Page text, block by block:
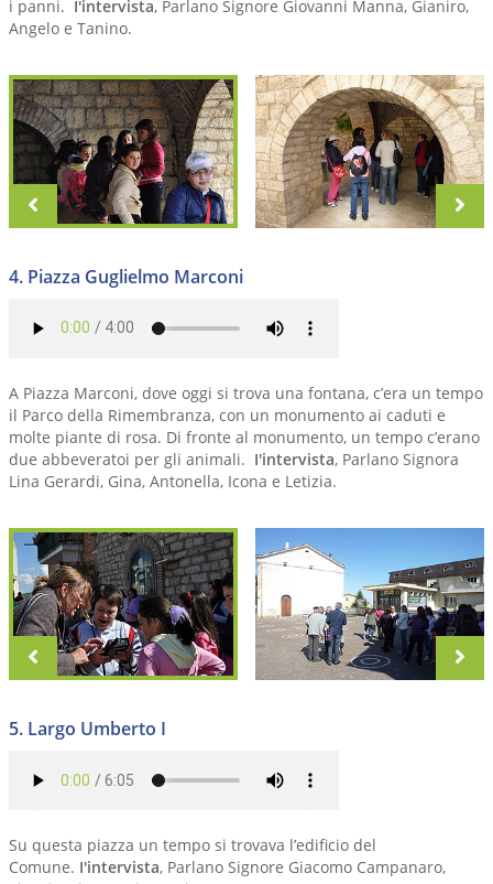
i panni. I'intervista, Parlano Signore Giovanni Manna, Gianiro,
Angelo e Tanino.
zurück
4. Piazza Guglielmo Marconi
A Piazza Marconi, dove oggi si trova una fontana, c’era un tempo
il Parco della Rimembranza, con un monumento ai caduti e
molte piante di rosa. Di fronte al monumento, un tempo c’erano
due abbeveratoi per gli animali. I'intervista, Parlano Signora
Lina Gerardi, Gina, Antonella, Icona e Letizia.
zurück
5. Largo Umberto I
Su questa piazza un tempo si trovava l’edificio del
Comune. I'intervista, Parlano Signore Giacomo Campanaro,